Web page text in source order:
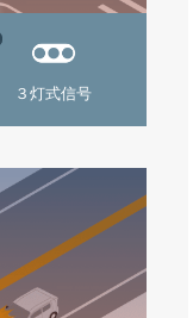
３灯式信号